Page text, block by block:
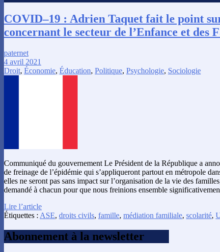
COVID–19 : Adrien Taquet fait le point
concernant le secteur de l’Enfance et des
paternet
4 avril 2021
Droit, Économie, Éducation, Politique, Psychologie, Sociologie
Communiqué du gouvernement Le Président de la République a
de freinage de l’épidémie qui s’appliqueront partout en métropole
elles ne seront pas sans impact sur l’organisation de la vie des
demandé à chacun pour que nous freinions ensemble
Lire l’article
Étiquettes : ASE, droits civils, famille, médiation familiale, scolarité,
Abonnement à la newsletter